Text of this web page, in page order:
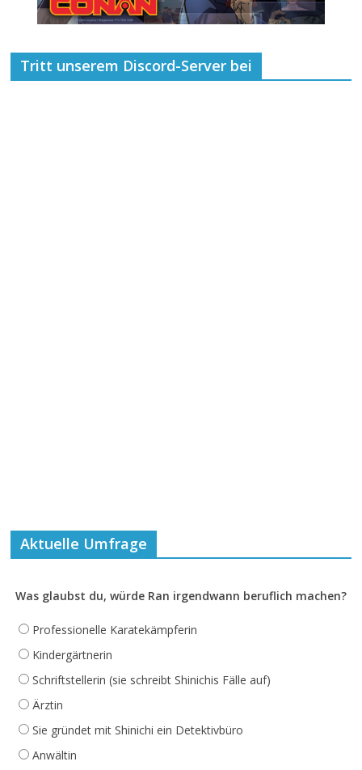
Tritt unserem Discord-Server bei
Aktuelle Umfrage
Was glaubst du, würde Ran irgendwann beruflich machen?
Professionelle Karatekämpferin
Kindergärtnerin
Schriftstellerin (sie schreibt Shinichis Fälle auf)
Ärztin
Sie gründet mit Shinichi ein Detektivbüro
Anwältin